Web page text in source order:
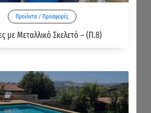
Προϊόντα / Προσφορές
με Μεταλλικό Σκελετό – (Π.8)